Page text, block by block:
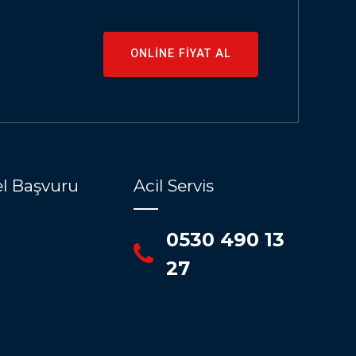
ONLİNE FİYAT AL
Başvuru
Acil Servis
0530 490 13
27